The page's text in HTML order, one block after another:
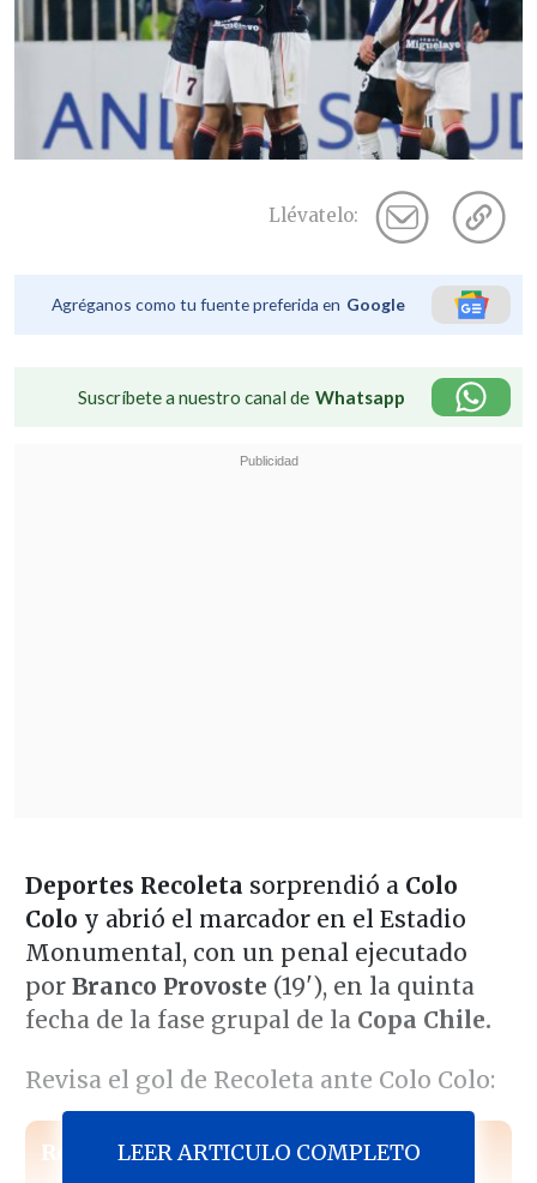
Llévatelo:
Agréganos como tu fuente preferida en Google
Suscríbete a nuestro canal de Whatsapp
Deportes Recoleta sorprendió a Colo
Colo y abrió el marcador en el Estadio
Monumental, con un penal ejecutado
por Branco Provoste (19'), en la quinta
fecha de la fase grupal de la Copa Chile.
Revisa el gol de Recoleta ante Colo Colo:
Revisa también
LEER ARTICULO COMPLETO